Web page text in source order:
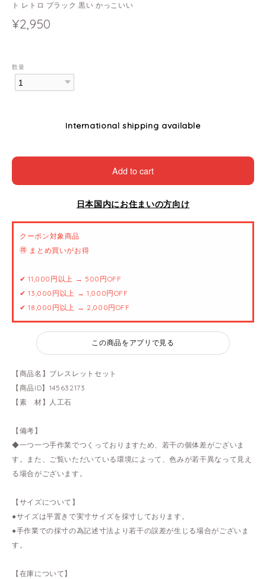
ト レトロ ブラック 黒い かっこいい
¥2,950
数量
International shipping available
Add to cart
日本国内にお住まいの方向け
クーポン対象商品
🉐 まとめ買いがお得
✔ 11,000円以上 → 500円OFF
✔ 13,000円以上 → 1,000円OFF
✔ 18,000円以上 → 2,000円OFF
この商品をアプリで見る
【商品名】ブレスレットセット
【商品ID】145632173
【素 材】人工石
【備考】
◆一つ一つ手作業でつくっておりますため、若干の個体差がございま
す。また、ご覧いただいている環境によって、色みが若干異なって見え
る場合がございます。
【サイズについて】
●サイズは平置きで実寸サイズを採寸しております。
●手作業での採寸の為記述寸法より若干の誤差が生じる場合がございま
す。
【在庫について】